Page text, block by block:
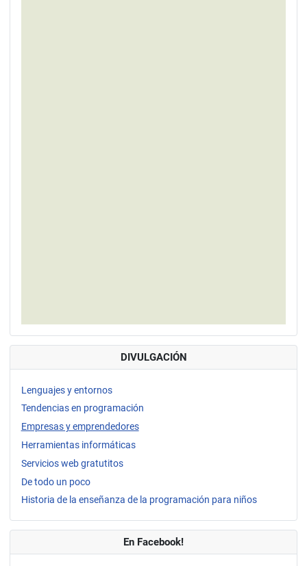
DIVULGACIÓN
Lenguajes y entornos
Tendencias en programación
Empresas y emprendedores
Herramientas informáticas
Servicios web gratutitos
De todo un poco
Historia de la enseñanza de la programación para niños
En Facebook!